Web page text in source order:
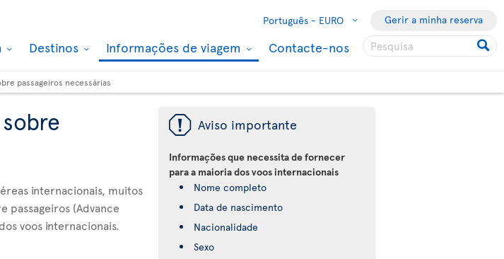
Português - EURO Gerir a minha reserva
Destinos Informações de viagem Contacte-nos
passageiros necessárias
internacionais, muitos
passageiros (Advance
voos internacionais.
ü Aviso importante
Informações que necessita de fornecer
para a maioria dos voos internacionais
Nome completo
Data de nascimento
Nacionalidade
Sexo